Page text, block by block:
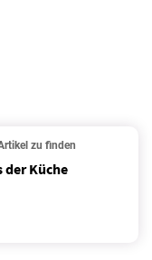
zu finden
der Küche